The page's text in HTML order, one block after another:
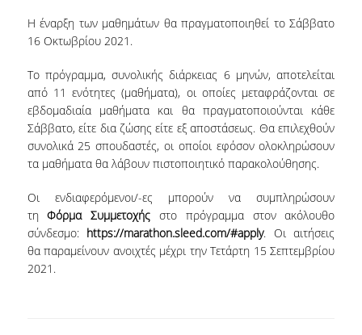
ΑΝΘΡΩΠΙΝΟ ΔΥΝΑΜΙΚΟ
ΜΕΛΗ ΔΕΠ
ΕΠΙΤΙΜΟΙ ΔΙΔΑΚΤΟΡΕΣ
ΕΠΙΣΚΕΠΤΕΣ ΚΑΘΗΓΗΤΕΣ
ΜΕΛΗ Ε.Τ.Ε.Π.
ΔΙΟΙΚΗΤΙΚΟ ΠΡΟΣΩΠΙΚΟ
Η έναρξη των μαθημάτων θα πραγματοποιηθεί το Σάββατο
16 Οκτωβρίου 2021.
Το πρόγραμμα, συνολικής διάρκειας 6 μηνών, αποτελείται
από 11 ενότητες (μαθήματα), οι οποίες μεταφράζονται σε
εβδομαδιαία μαθήματα και θα πραγματοποιούνται κάθε
Σάββατο, είτε δια ζώσης είτε εξ αποστάσεως. Θα επιλεχθούν
συνολικά 25 σπουδαστές, οι οποίοι εφόσον ολοκληρώσουν
τα μαθήματα θα λάβουν πιστοποιητικό παρακολούθησης.
Οι ενδιαφερόμενοι/-ες μπορούν να συμπληρώσουν
τηΦόρμα Συμμετοχής στο πρόγραμμα στον ακόλουθο
σύνδεσμο: https://marathon.sleed.com/#apply. Οι αιτήσεις
θα παραμείνουν ανοιχτές μέχρι την Τετάρτη 15 Σεπτεμβρίου
2021.